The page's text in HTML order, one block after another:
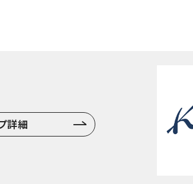
詳細